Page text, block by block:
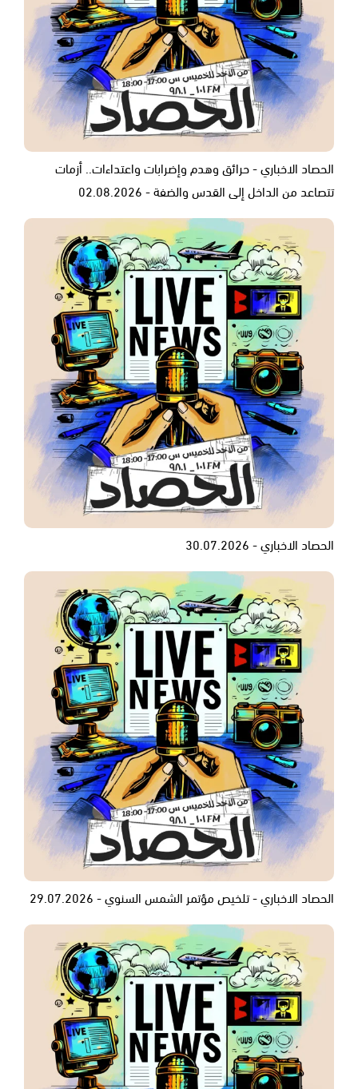
الحصاد الاخباري - حرائق وهدم وإضرابات واعتداءات.. أزمات
تتصاعد من الداخل إلى القدس والضفة - 02.08.2026
الحصاد الاخباري - 30.07.2026
الحصاد الاخباري - تلخيص مؤتمر الشمس السنوي - 29.07.2026